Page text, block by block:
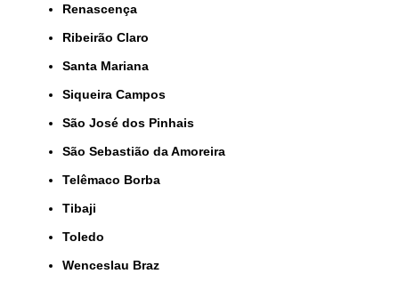
Renascença
Ribeirão Claro
Santa Mariana
Siqueira Campos
São José dos Pinhais
São Sebastião da Amoreira
Telêmaco Borba
Tibaji
Toledo
Wenceslau Braz